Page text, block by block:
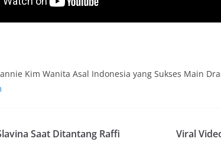
Kim Wanita Asal Indonesia yang Sukses Main
Saat Ditantang Raffi
Viral